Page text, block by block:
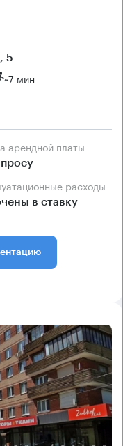
5
~7 мин
арендной платы
расходы
в ставку